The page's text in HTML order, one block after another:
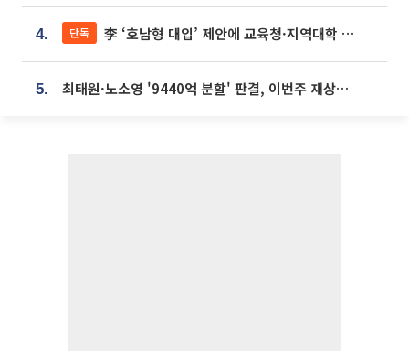
4. 단독 李 ‘호남형 대입’ 제안에 교육청·지역대학 서·논술형 입시 연계 '착수'
5. 최태원·노소영 '9440억 분할' 판결, 이번주 재상고 여부 주목